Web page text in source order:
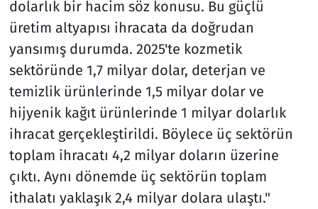
dolarlık bir hacim söz konusu. Bu güçlü
üretim altyapısı ihracata da doğrudan
yansımış durumda. 2025'te kozmetik
sektöründe 1,7 milyar dolar, deterjan ve
temizlik ürünlerinde 1,5 milyar dolar ve
hijyenik kağıt ürünlerinde 1 milyar dolarlık
ihracat gerçekleştirildi. Böylece üç sektörün
toplam ihracatı 4,2 milyar doların üzerine
çıktı. Aynı dönemde üç sektörün toplam
ithalatı yaklaşık 2,4 milyar dolara ulaştı."